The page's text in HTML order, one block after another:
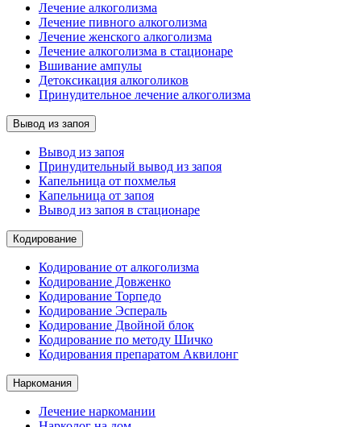
Лечение алкоголизма
Лечение пивного алкоголизма
Лечение женского алкоголизма
Лечение алкоголизма в стационаре
Вшивание ампулы
Детоксикация алкоголиков
Принудительное лечение алкоголизма
Вывод из запоя
Вывод из запоя
Принудительный вывод из запоя
Капельница от похмелья
Капельница от запоя
Вывод из запоя в стационаре
Кодирование
Кодирование от алкоголизма
Кодирование Довженко
Кодирование Торпедо
Кодирование Эспераль
Кодирование Двойной блок
Кодирование по методу Шичко
Кодирования препаратом Аквилонг
Наркомания
Лечение наркомании